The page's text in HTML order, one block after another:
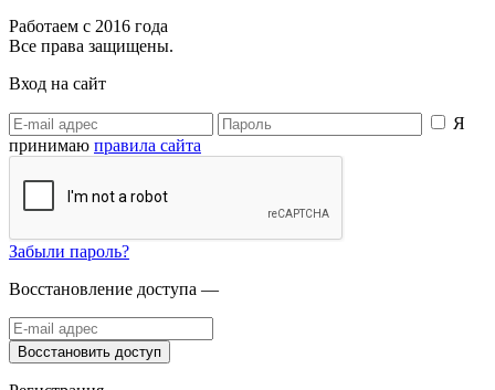
Работаем с 2016 года
Все права защищены.
Вход на сайт
Я
принимаю правила сайта
Забыли пароль?
Восстановление доступа —